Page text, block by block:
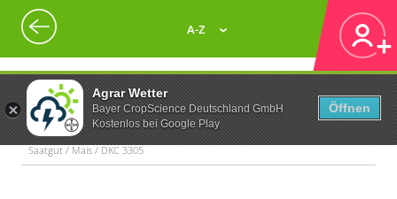
Agrar Wetter
Bayer CropScience Deutschland GmbH
Kostenlos bei Google Play
Öffnen
A-Z
Saatgut / Mais / DKC 3305